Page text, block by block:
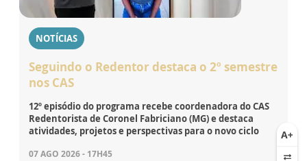
NOTÍCIAS
Seguindo o Redentor destaca o 2º semestre
nos CAS
12º episódio do programa recebe coordenadora do CAS
Redentorista de Coronel Fabriciano (MG) e destaca
atividades, projetos e perspectivas para o novo ciclo
07 AGO 2026 - 17H45